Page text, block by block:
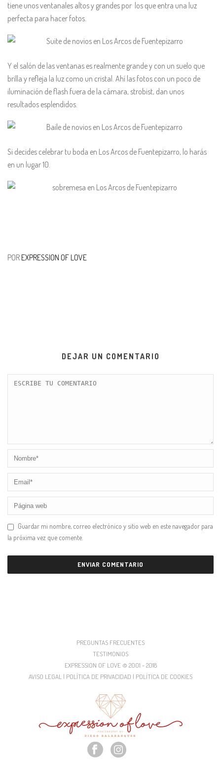
tiene unos ventanales altos y grandes por los que entra una luz
perfecta para hacer fotos.
Y el salón de las ventanas es realmente grande y con un suelo que
brilla y refleja la luz como un cristal. Ahí las fotos con un poco de
iluminación de flash fuera de la cámara, strobist, dan unos
resultados esplendidos.
Si decides celebrar tu boda en Los Arcos de Fuentepizarro, lo harás
en un lugar 10.
POREXPRESSION OF LOVE
DEJAR UN COMENTARIO
Guardar mi nombre, correo electrónico y sitio web en este navegador para
la próxima vez que comente.
PREGUNTAS FRECUENTES
TESTIMONIOS
EXPRESSION OF LOVE © 2001 - 2018
AVISO LEGAL | POLÍTICA DE PRIVACIDAD | POLÍTICA DE COOKIES